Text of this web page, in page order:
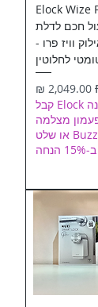
Elock Wize
חכם לדלת
וויז פרו -
לחלוטין
מחיר מבצע
קנה Elock קבל
מצלמה
Buzz או שלט
ב-15% הנחה